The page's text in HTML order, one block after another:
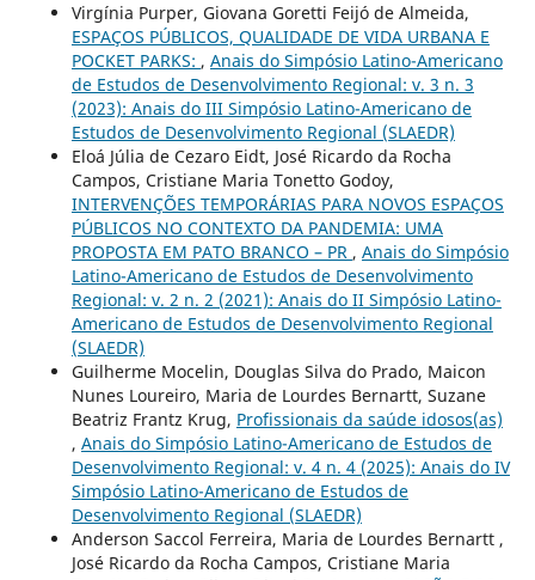
Virgínia Purper, Giovana Goretti Feijó de Almeida,
ESPAÇOS PÚBLICOS, QUALIDADE DE VIDA URBANA E
POCKET PARKS: , Anais do Simpósio Latino-Americano
de Estudos de Desenvolvimento Regional: v. 3 n. 3
(2023): Anais do III Simpósio Latino-Americano de
Estudos de Desenvolvimento Regional (SLAEDR)
Eloá Júlia de Cezaro Eidt, José Ricardo da Rocha
Campos, Cristiane Maria Tonetto Godoy,
INTERVENÇÕES TEMPORÁRIAS PARA NOVOS ESPAÇOS
PÚBLICOS NO CONTEXTO DA PANDEMIA: UMA
PROPOSTA EM PATO BRANCO – PR , Anais do Simpósio
Latino-Americano de Estudos de Desenvolvimento
Regional: v. 2 n. 2 (2021): Anais do II Simpósio Latino-
Americano de Estudos de Desenvolvimento Regional
(SLAEDR)
Guilherme Mocelin, Douglas Silva do Prado, Maicon
Nunes Loureiro, Maria de Lourdes Bernartt, Suzane
Beatriz Frantz Krug, Profissionais da saúde idosos(as)
, Anais do Simpósio Latino-Americano de Estudos de
Desenvolvimento Regional: v. 4 n. 4 (2025): Anais do IV
Simpósio Latino-Americano de Estudos de
Desenvolvimento Regional (SLAEDR)
Anderson Saccol Ferreira, Maria de Lourdes Bernartt ,
José Ricardo da Rocha Campos, Cristiane Maria